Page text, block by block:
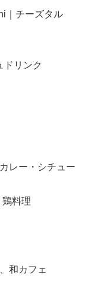
｜チーズタル
ドリンク
レー・シチュー
鶏料理
和カフェ